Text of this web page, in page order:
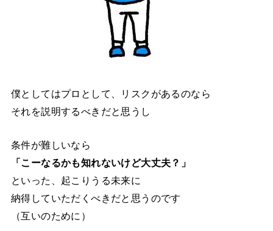
僕としてはプロとして、リスクがあるのなら
それを説明するべきだと思うし
条件が難しいなら
「こーなるかも知れないけど大丈夫？」
といった、起こりうる未来に
納得していただくべきだと思うのです
（互いのために）